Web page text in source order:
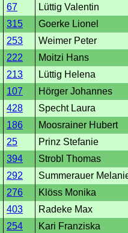
67
Lüttig Valentin
315
Goerke Lionel
253
Weimer Peter
222
Moitzi Hans
213
Lüttig Helena
107
Hörger Johannes
428
Specht Laura
186
Moosrainer Hubert
25
Prinz Stefanie
394
Strobl Thomas
292
Summerauer
276
Klöss Monika
403
Radeke Max
254
Kari Franziska